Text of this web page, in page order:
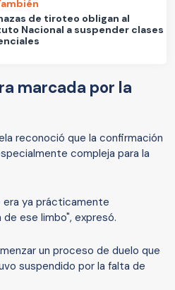
de tiroteo obligan al
Nacional a suspender clases
marcada por la
reconoció que la confirmación
compleja para la
era ya prácticamente
ese limbo", expresó.
un proceso de duelo que
suspendido por la falta de